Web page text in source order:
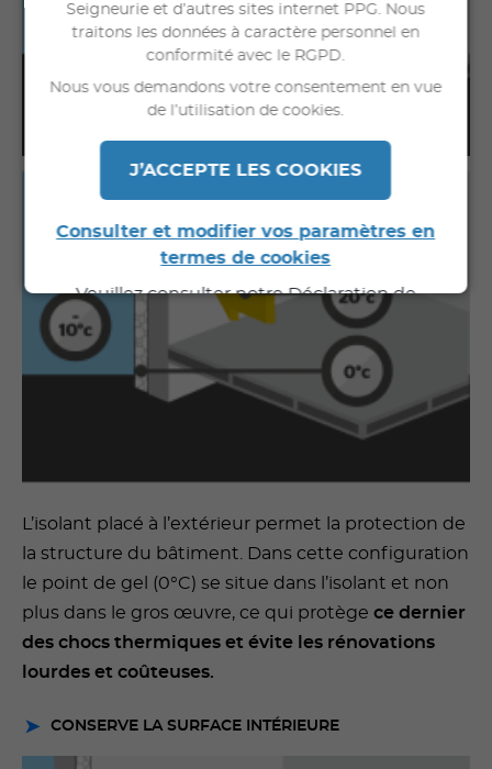
L’isolant placé à l’extérieur permet la protection de
la structure du bâtiment. Dans cette configuration
le point de gel (0°C) se situe dans l’isolant et non
plus dans le gros œuvre, ce qui protège ce dernier
des chocs thermiques et évite les rénovations
lourdes et coûteuses.
CONSERVE LA SURFACE INTÉRIEURE
Seigneurie et d’autres sites internet PPG. Nous
traitons les données à caractère personnel en
conformité avec le RGPD.
Nous vous demandons votre consentement en vue
de l’utilisation de cookies.
J’ACCEPTE LES COOKIES
Consulter et modifier vos paramètres en
termes de cookies
Veuillez consulter notre Déclaration de
Confidentialité pour de plus amples